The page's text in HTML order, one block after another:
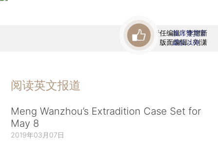
责任编辑：李增新
版面编辑：刘潇
首席赞赏官
虚位以待
阅读英文报道
Meng Wanzhou’s Extradition Case Set for
May 8
2019年03月07日